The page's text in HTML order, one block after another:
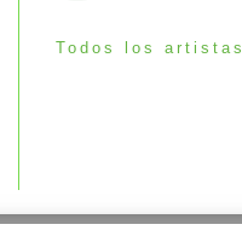
Todos los artistas